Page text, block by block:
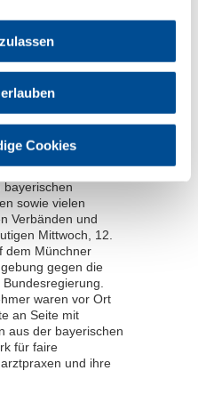
Cookies
Marienplatz
Unter
die Bayerische
(BLZK) in
medizinischer
bayerischen
sowie vielen
Verbänden und
Mittwoch, 12.
dem Münchner
gegen die
waren vor Ort
an Seite mit
aus der bayerischen
für faire
und ihre